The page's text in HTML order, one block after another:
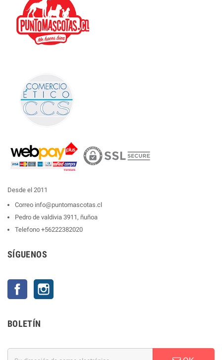
Desde el 2011
Correo info@puntomascotas.cl
Pedro de valdivia 3911, ñuñoa
Telefono +56222382020
SÍGUENOS
Facebook
BOLETÍN